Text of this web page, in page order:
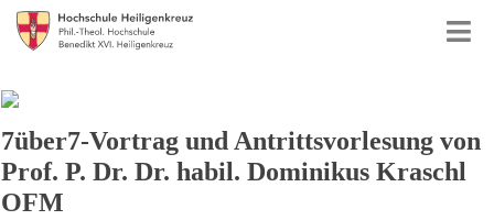
7über7-Vortrag und Antrittsvorlesung von
Prof. P. Dr. Dr. habil. Dominikus Kraschl
OFM